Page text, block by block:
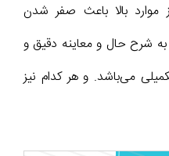
بالا باعث صفر شدن
شرح حال و معاینه دقیق و
می‌باشد. و هر کدام نیز